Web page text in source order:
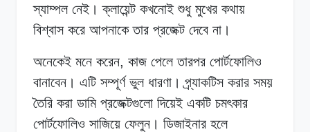
স্যাম্পল নেই। ক্লায়েন্ট কখনোই শুধু মুখের কথায়
বিশ্বাস করে আপনাকে তার প্রজেক্ট দেবে না।
অনেকেই মনে করেন, কাজ পেলে তারপর পোর্টফোলিও
বানাবেন। এটি সম্পূর্ণ ভুল ধারণা। প্র্যাকটিস করার সময়
তৈরি করা ডামি প্রজেক্টগুলো দিয়েই একটি চমৎকার
পোর্টফোলিও সাজিয়ে ফেলুন। ডিজাইনার হলে